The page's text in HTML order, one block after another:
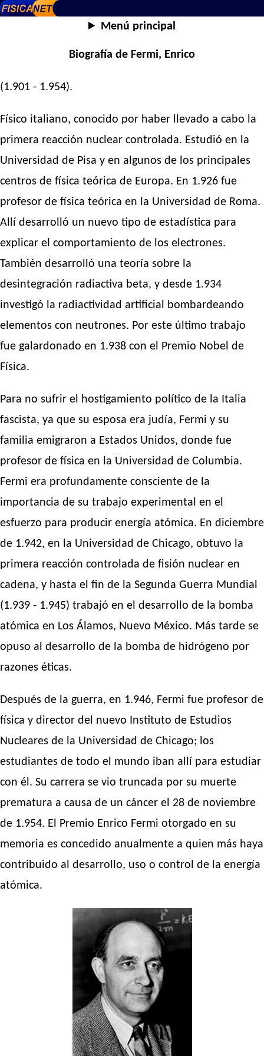
Menú principal
Biografía de Fermi, Enrico
(1.901 - 1.954).
Físico italiano, conocido por haber llevado a cabo la
primera reacción nuclear controlada. Estudió en la
Universidad de Pisa y en algunos de los principales
centros de física teórica de Europa. En 1.926 fue
profesor de física teórica en la Universidad de Roma.
Allí desarrolló un nuevo tipo de estadística para
explicar el comportamiento de los electrones.
También desarrolló una teoría sobre la
desintegración radiactiva beta, y desde 1.934
investigó la radiactividad artificial bombardeando
elementos con neutrones. Por este último trabajo
fue galardonado en 1.938 con el Premio Nobel de
Física.
Para no sufrir el hostigamiento político de la Italia
fascista, ya que su esposa era judía, Fermi y su
familia emigraron a Estados Unidos, donde fue
profesor de física en la Universidad de Columbia.
Fermi era profundamente consciente de la
importancia de su trabajo experimental en el
esfuerzo para producir energía atómica. En diciembre
de 1.942, en la Universidad de Chicago, obtuvo la
primera reacción controlada de fisión nuclear en
cadena, y hasta el fin de la Segunda Guerra Mundial
(1.939 - 1.945) trabajó en el desarrollo de la bomba
atómica en Los Álamos, Nuevo México. Más tarde se
opuso al desarrollo de la bomba de hidrógeno por
razones éticas.
Después de la guerra, en 1.946, Fermi fue profesor de
física y director del nuevo Instituto de Estudios
Nucleares de la Universidad de Chicago; los
estudiantes de todo el mundo iban allí para estudiar
con él. Su carrera se vio truncada por su muerte
prematura a causa de un cáncer el 28 de noviembre
de 1.954. El Premio Enrico Fermi otorgado en su
memoria es concedido anualmente a quien más haya
contribuido al desarrollo, uso o control de la energía
atómica.